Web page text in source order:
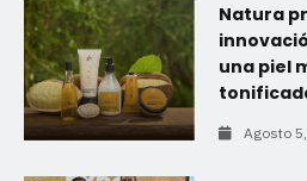
Natura
una piel
Agosto